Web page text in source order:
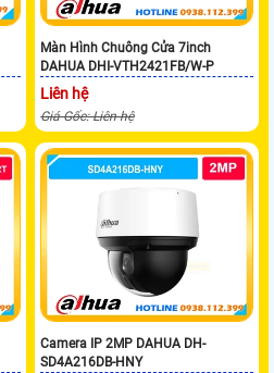
Màn Hình Chuông Cửa 7inch
DAHUA DHI-VTH2421FB/W-P
Liên hệ
Giá Gốc: Liên hệ
Camera IP 2MP DAHUA DH-
SD4A216DB-HNY